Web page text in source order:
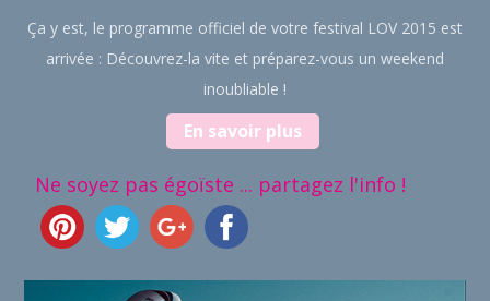
Ça y est, le programme officiel de votre festival LOV 2015 est
arrivée : Découvrez-la vite et préparez-vous un weekend
inoubliable !
En savoir plus
Ne soyez pas égoïste ... partagez l'info !